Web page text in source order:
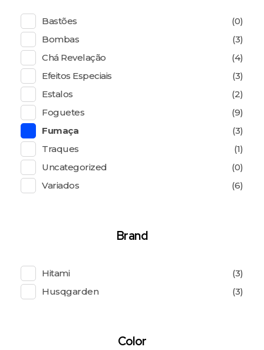
Bastões
(0)
Bombas
(3)
Chá Revelação
(4)
Efeitos Especiais
(3)
Estalos
(2)
Foguetes
(9)
Fumaça
(3)
Traques
(1)
Uncategorized
(0)
Variados
(6)
Brand
Hitami
(3)
Husqgarden
(3)
Color